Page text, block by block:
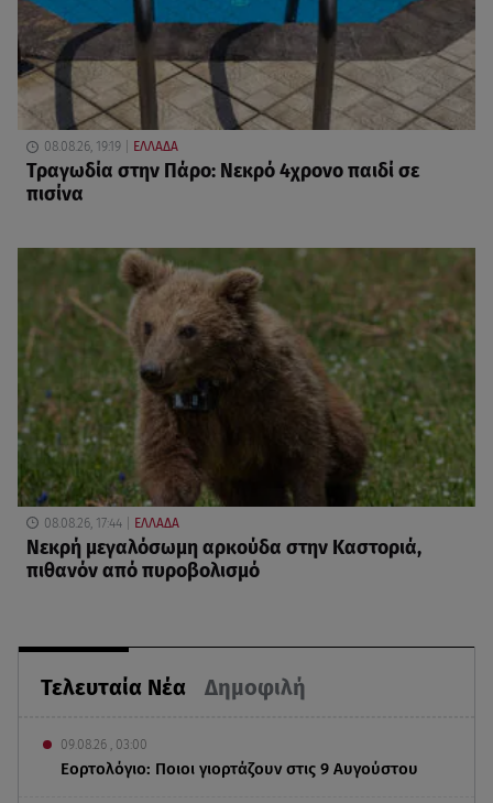
Τελευταία Νέα Δημοφιλή
09.08.26 , 03:00
Εορτολόγιο: Ποιοι γιορτάζουν στις 9 Αυγούστου
08.08.26, 19:19 ΕΛΛΑΔΑ
Τραγωδία στην Πάρο: Νεκρό 4χρονο παιδί σε
πισίνα
08.08.26, 17:44 ΕΛΛΑΔΑ
Νεκρή μεγαλόσωμη αρκούδα στην Καστοριά,
πιθανόν από πυροβολισμό